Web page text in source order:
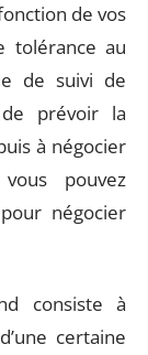
de vos
tolérance au
de suivi de
prévoir la
à négocier
pouvez
négocier
consiste à
certaine